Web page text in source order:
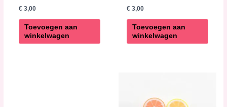
€ 3,00
Toevoegen aan
winkelwagen
€ 3,00
Toevoegen aan
winkelwagen